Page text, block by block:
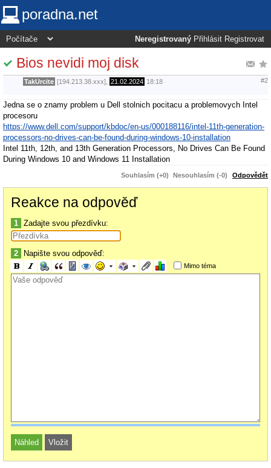
poradna.net
Neregistrovaný Přihlásit Registrovat
Bios nevidi moj disk
TakUrcite [194.213.38.xxx], 21.02.2024 18:18 #2
Jedna se o znamy problem u Dell stolnich pocitacu a problemovych Intel
procesoru
https://www.dell.com/support/kbdoc/en-us/000188116/intel-11th-generation-
processors-no-drives-can-be-found-during-windows-10-installation
Intel 11th, 12th, and 13th Generation Processors, No Drives Can Be Found
During Windows 10 and Windows 11 Installation
Souhlasím (+0) Nesouhlasím (-0) Odpovědět
Reakce na odpověď
1 Zadajte svou přezdívku:
2 Napište svou odpověď:
Mimo téma